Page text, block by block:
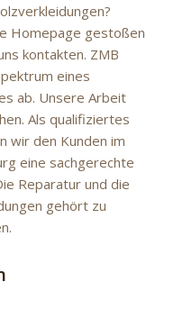
Homepage gestoßen
kontakten. ZMB
eines
ab. Unsere Arbeit
Als qualifiziertes
wir den Kunden im
eine sachgerechte
Reparatur und die
gehört zu